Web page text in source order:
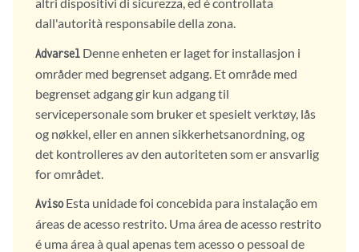
dall'autorità responsabile della zona.
Advarsel Denne enheten er laget for installasjon i
områder med begrenset adgang. Et område med
begrenset adgang gir kun adgang til
servicepersonale som bruker et spesielt verktøy, lås
og nøkkel, eller en annen sikkerhetsanordning, og
det kontrolleres av den autoriteten som er ansvarlig
for området.
AvisoEsta unidade foi concebida para instalação em
áreas de acesso restrito. Uma área de acesso restrito
é uma área à qual apenas tem acesso o pessoal de